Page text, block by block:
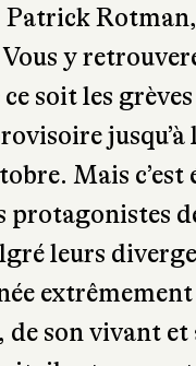
appréhender
blancs
deux !
rien de
y
ce soit les